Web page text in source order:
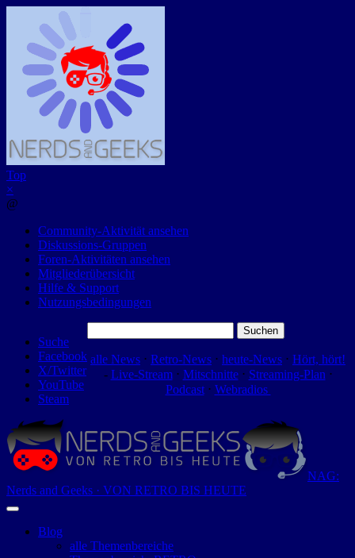
Top
×
@
Community-Aktivität ansehen
Diskussions-Gruppen
Foren-Aktivitäten ansehen
Mitgliederübersicht
Hilfe & Support
Nutzungsbedingungen
Suche
Facebook
X/Twitter
YouTube
Steam
nach:
alle News ⋅ Retro-News ⋅ heute-News ⋅ Hört, hört!
- Live-Stream⋅ Mitschnitte⋅ Streaming-Plan ⋅
Podcast⋅ Webradios
NAG:
Nerds and Geeks · VON RETRO BIS HEUTE
Blog
alle Themenbereiche